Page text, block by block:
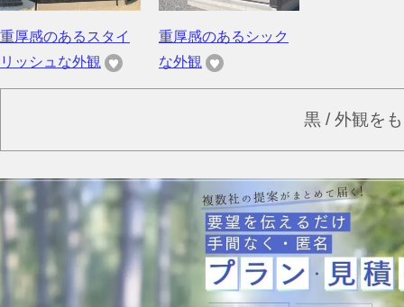
重厚感のあるスタイ
リッシュな外観
重厚感のあるシック
な外観
黒 / 外観を